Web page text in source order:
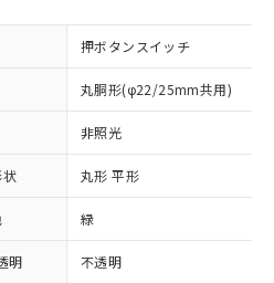
押ボタンスイッチ
丸胴形(φ22/25mm共用)
非照光
丸形 平形
緑
明 不透明